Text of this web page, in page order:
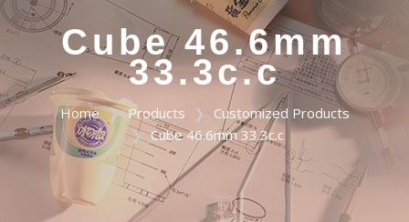
Cube 46.6mm
33.3c.c
Home Products
Customized Products
Cube 46.6mm 33.3c.c